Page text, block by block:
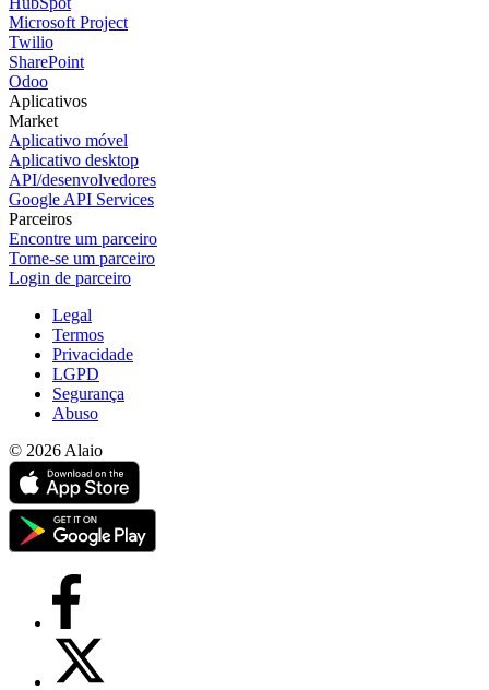
Microsoft Project
Twilio
SharePoint
Odoo
Aplicativos
Market
Aplicativo móvel
Aplicativo desktop
API/desenvolvedores
Google API Services
Parceiros
Encontre um parceiro
Torne-se um parceiro
Login de parceiro
Legal
Termos
Privacidade
LGPD
Segurança
Abuso
© 2026 Alaio